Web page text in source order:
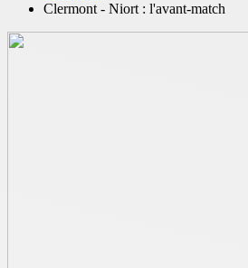
Clermont - Niort : l'avant-match